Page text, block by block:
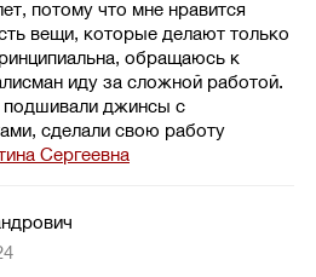
потому что мне нравится
вещи, которые делают только
обращаюсь к
иду за сложной работой.
подшивали джинсы с
сделали свою работу
Сергеевна